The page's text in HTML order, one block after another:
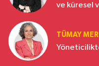
ve küresel
TÜMAY